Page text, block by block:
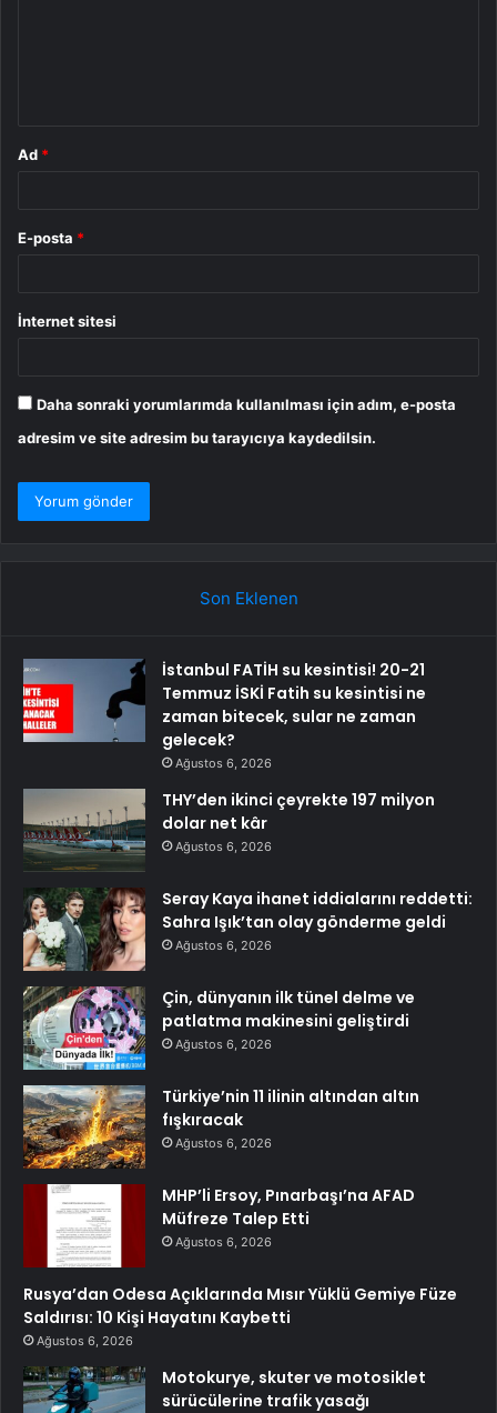
Ad *
E-posta *
İnternet sitesi
Daha sonraki yorumlarımda kullanılması için adım, e-posta
adresim ve site adresim bu tarayıcıya kaydedilsin.
Son Eklenen
İstanbul FATİH su kesintisi! 20-21
Temmuz İSKİ Fatih su kesintisi ne
zaman bitecek, sular ne zaman
gelecek?
Ağustos 6, 2026
THY’den ikinci çeyrekte 197 milyon
dolar net kâr
Ağustos 6, 2026
Seray Kaya ihanet iddialarını reddetti:
Sahra Işık’tan olay gönderme geldi
Ağustos 6, 2026
Çin, dünyanın ilk tünel delme ve
patlatma makinesini geliştirdi
Ağustos 6, 2026
Türkiye’nin 11 ilinin altından altın
fışkıracak
Ağustos 6, 2026
MHP’li Ersoy, Pınarbaşı’na AFAD
Müfreze Talep Etti
Ağustos 6, 2026
Rusya’dan Odesa Açıklarında Mısır Yüklü Gemiye Füze
Saldırısı: 10 Kişi Hayatını Kaybetti
Ağustos 6, 2026
Motokurye, skuter ve motosiklet
sürücülerine trafik yasağı